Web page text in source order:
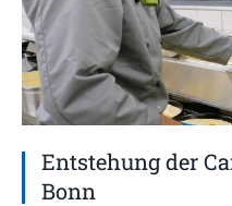
Entstehung der
Bonn